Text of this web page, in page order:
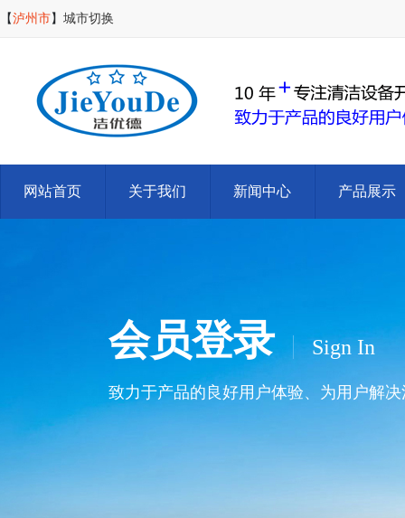
【泸州市】 城市切换
网站首页 关于我们 新闻中心 产品展示
会员登录 Sign In
致力于产品的良好用户体验、为用户解